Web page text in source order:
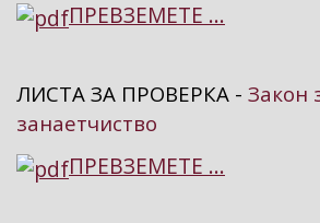
ПРЕВЗЕМЕТЕ ...
ЛИСТА ЗА ПРОВЕРКА - Закон
занаетчиство
ПРЕВЗЕМЕТЕ ...